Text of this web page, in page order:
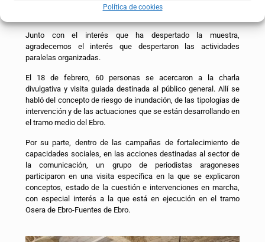
Política de cookies
Junto con el interés que ha despertado la muestra,
agradecemos el interés que despertaron las actividades
paralelas organizadas.
El 18 de febrero, 60 personas se acercaron a la charla
divulgativa y visita guiada destinada al público general. Allí se
habló del concepto de riesgo de inundación, de las tipologías de
intervención y de las actuaciones que se están desarrollando en
el tramo medio del Ebro.
Por su parte, dentro de las campañas de fortalecimiento de
capacidades sociales, en las acciones destinadas al sector de
la comunicación, un grupo de periodistas aragoneses
participaron en una visita específica en la que se explicaron
conceptos, estado de la cuestión e intervenciones en marcha,
con especial interés a la que está en ejecución en el tramo
Osera de Ebro-Fuentes de Ebro.